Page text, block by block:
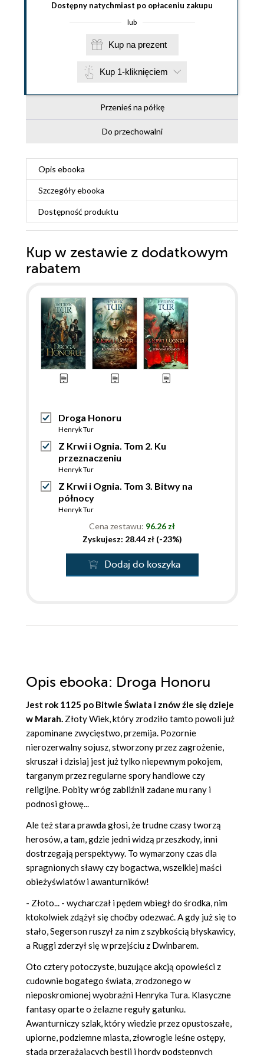
Dostępny natychmiast po opłaceniu zakupu
lub
Kup na prezent
Kup 1-kliknięciem
Przenieś na półkę
Do przechowalni
Opis ebooka
Szczegółyebooka
Dostępność produktu
Kup w zestawie z dodatkowym
rabatem
Droga Honoru
Henryk Tur
Z Krwi i Ognia. Tom 2. Ku
przeznaczeniu
Henryk Tur
Z Krwi i Ognia. Tom 3. Bitwy na
północy
Henryk Tur
Cena zestawu: 96.26 zł
Zyskujesz: 28.44 zł (-23%)
Dodaj do koszyka
Opis ebooka: Droga Honoru
Jest rok 1125 po Bitwie Świata i znów źle się dzieje
w Marah. Złoty Wiek, który zrodziło tamto powoli już
zapominane zwycięstwo, przemija. Pozornie
nierozerwalny sojusz, stworzony przez zagrożenie,
skruszał i dzisiaj jest już tylko niepewnym pokojem,
targanym przez regularne spory handlowe czy
religijne. Pobity wróg zabliźnił zadane mu rany i
podnosi głowę...
Ale też stara prawda głosi, że trudne czasy tworzą
herosów, a tam, gdzie jedni widzą przeszkody, inni
dostrzegają perspektywy. To wymarzony czas dla
spragnionych sławy czy bogactwa, wszelkiej maści
obieżyświatów i awanturników!
- Złoto... - wycharczał i pędem wbiegł do środka, nim
ktokolwiek zdążył się choćby odezwać. A gdy już się to
stało, Segerson ruszył za nim z szybkością błyskawicy,
a Ruggi zderzył się w przejściu z Dwinbarem.
Oto cztery potoczyste, buzujące akcją opowieści z
cudownie bogatego świata, zrodzonego w
nieposkromionej wyobraźni Henryka Tura. Klasyczne
fantasy oparte o żelazne reguły gatunku.
Awanturniczy szlak, który wiedzie przez opustoszałe,
upiorne, podziemne miasta, złowrogie leśne ostępy,
stada przerażających bestii i hordy podstępnych